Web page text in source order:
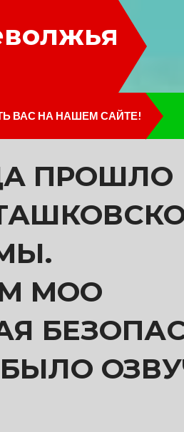
ВАС НА НАШЕМ САЙТЕ!
ПРОШЛО
МОО